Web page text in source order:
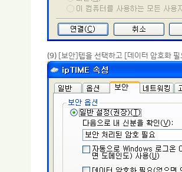
(9) [보안]텝을 선택하고 [데이터 암호화